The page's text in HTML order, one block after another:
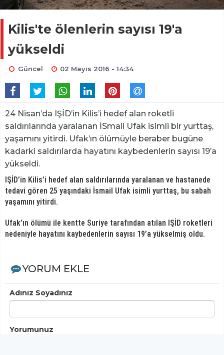
Kilis'te ölenlerin sayısı 19'a
yükseldi
Güncel 02 Mayıs 2016 - 14:34
24 Nisan’da IŞİD’in Kilis’i hedef alan roketli
saldırılarında yaralanan İSmail Ufak isimli bir yurttaş,
yaşamını yitirdi. Ufak’ın ölümüyle beraber bugüne
kadarki saldırılarda hayatını kaybedenlerin sayısı 19’a
yükseldi.
IŞİD’in Kilis’i hedef alan saldırılarında yaralanan ve hastanede
tedavi gören 25 yaşındaki İsmail Ufak isimli yurttaş, bu sabah
yaşamını yitirdi.
Ufak’ın ölümü ile kentte Suriye tarafından atılan IŞİD roketleri
nedeniyle hayatını kaybedenlerin sayısı 19’a yükselmiş oldu.
YORUM EKLE
Adınız Soyadınız
Yorumunuz